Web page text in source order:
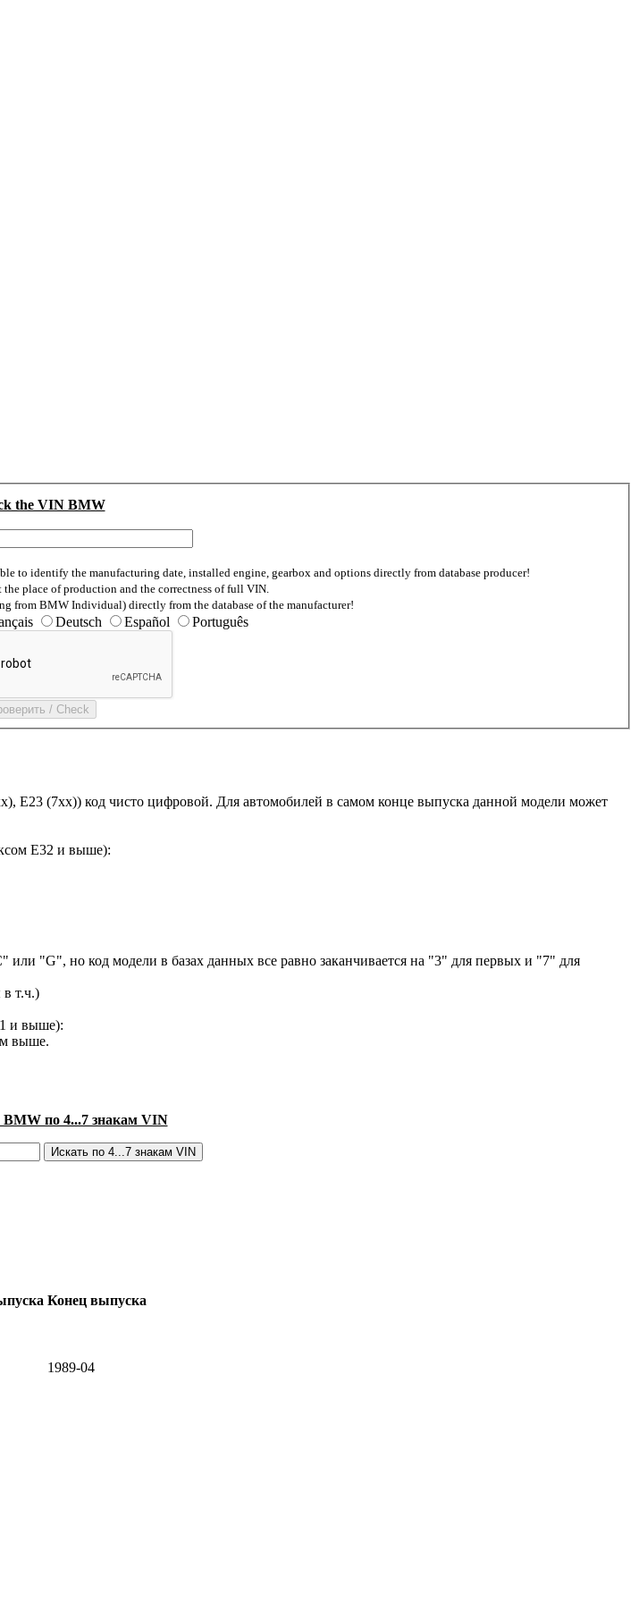
the VIN BMW
to identify the manufacturing date, installed engine, gearbox and options directly from database producer!
place of production and the correctness of full VIN.
from BMW Individual) directly from the database of the manufacturer!
Deutsch Español Português
E23 (7xx)) код чисто цифровой. Для автомобилей в самом конце выпуска данной модели может
E32 и выше):
"G", но код модели в базах данных все равно заканчивается на "3" для первых и "7" для
т.ч.)
и выше):
выше.
по 4...7 знакам VIN
Конец выпуска
1989-04